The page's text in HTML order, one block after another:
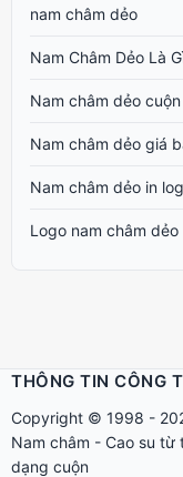
nam châm dẻo
Nam Châm Dẻo Là
Nam châm dẻo
Nam châm dẻo giá
Nam châm dẻo in
Logo nam châm
THÔNG TIN CÔNG
Copyright © 1998 -
Nam châm - Cao su từ
dạng cuộn